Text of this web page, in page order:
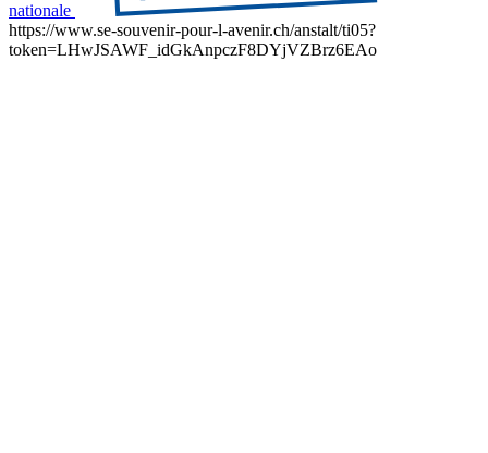
nationale
https://www.se-souvenir-pour-l-avenir.ch/anstalt/ti05?
token=LHwJSAWF_idGkAnpczF8DYjVZBrz6EAo